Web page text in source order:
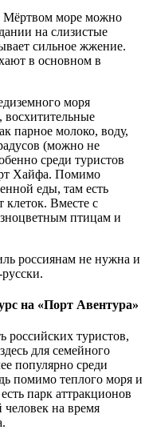
Мёртвом море можно
на слизистые
сильное жжение.
в основном в
моря
восхитительные
парное молоко, воду,
(можно не
среди туристов
Хайфа. Помимо
еды, там есть
клеток. Вместе с
птицам и
россиянам не нужна и
на «Порт Авентура»
российских туристов,
для семейного
популярно среди
помимо теплого моря и
парк аттракционов
на время